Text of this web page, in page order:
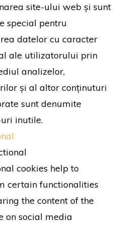
site-ului web și sunt
special pentru
datelor cu caracter
ale utilizatorului prin
analizelor,
și al altor conținuturi
sunt denumite
inutile.
cookies help to
certain functionalities
the content of the
on social media